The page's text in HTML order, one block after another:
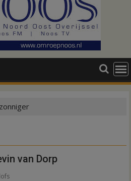
zonniger
van Dorp